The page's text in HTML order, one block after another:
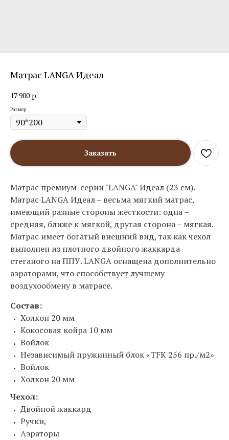
Матрас LANGA Идеал
17 900 р.
Размер
Заказать
Матрас премиум-серии "LANGA" Идеал (23 см).
Матрас LANGA Идеал – весьма мягкий матрас,
имеющий разные стороны жесткости: одна –
средняя, ближе к мягкой, другая сторона – мягкая.
Матрас имеет богатый внешний вид, так как чехол
выполнен из плотного двойного жаккарда
стеганого на ППУ. LANGA оснащена дополнительно
аэраторами, что способствует лучшему
воздухообмену в матрасе.
Состав:
Холкон 20 мм
Кокосовая койра 10 мм
Войлок
Независимый пружинный блок «TFK 256 пр./м2»
Войлок
Холкон 20 мм
Чехол:
Двойной жаккард
Ручки,
Аэраторы